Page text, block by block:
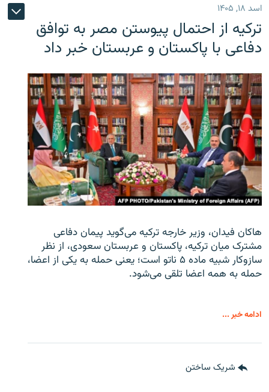
اسد ۱۸, ۱۴۰۵
ترکیه از احتمال پیوستن مصر به توافق
دفاعی با پاکستان و عربستان خبر داد
هاکان فیدان، وزیر خارجه ترکیه می‌گوید پیمان دفاعی
مشترک میان ترکیه، پاکستان و عربستان سعودی، از نظر
سازوکار شبیه ماده ۵ ناتو است؛ یعنی حمله به یکی از اعضا،
حمله به همه اعضا تلقی می‌شود.
ادامه خبر ...
شریک ساختن